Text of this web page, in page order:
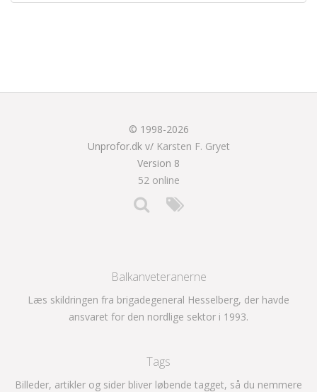
© 1998-2026
Unprofor.dk v/ Karsten F. Gryet
Version 8
52 online
Balkanveteranerne
Læs skildringen fra brigadegeneral Hesselberg, der havde
ansvaret for den nordlige sektor i 1993.
Tags
Billeder, artikler og sider bliver løbende tagget, så du nemmere